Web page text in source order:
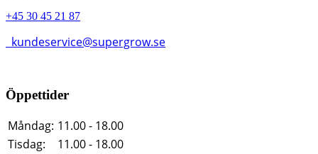
+45 30 45 21 87
kundeservice@supergrow.se
Öppettider
Måndag: 11.00 - 18.00
Tisdag:
11.00 - 18.00